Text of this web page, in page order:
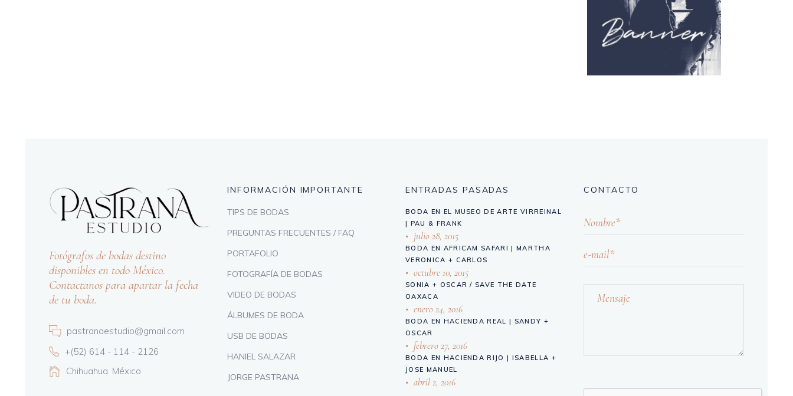
Fotógrafos de bodas destino
disponibles en todo México.
Contactanos para apartar la fecha
de tu boda.
pastranaestudio@gmail.com
+(52) 614 - 114 - 2126
Chihuahua. México
INFORMACIÓN IMPORTANTE
TIPS DE BODAS
PREGUNTAS FRECUENTES / FAQ
PORTAFOLIO
FOTOGRAFÍA DE BODAS
VIDEO DE BODAS
ÁLBUMES DE BODA
USB DE BODAS
HANIEL SALAZAR
JORGE PASTRANA
ENTRADAS PASADAS
BODA EN EL MUSEO DE ARTE VIRREINAL
| PAU & FRANK
julio 28, 2015
BODA EN AFRICAM SAFARI | MARTHA
VERONICA + CARLOS
octubre 10, 2015
SONIA + OSCAR / SAVE THE DATE
OAXACA
enero 24, 2016
BODA EN HACIENDA REAL | SANDY +
OSCAR
febrero 27, 2016
BODA EN HACIENDA RIJO | ISABELLA +
JOSE MANUEL
abril 2, 2016
CONTACTO